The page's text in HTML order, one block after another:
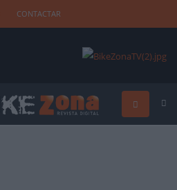
CONTACTAR